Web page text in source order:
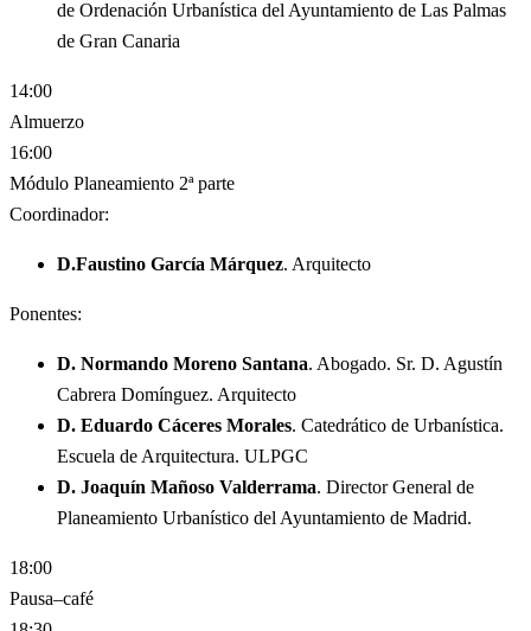
de Ordenación Urbanística del Ayuntamiento de Las Palmas
de Gran Canaria
14:00
Almuerzo
16:00
Módulo Planeamiento 2ª parte
Coordinador:
D.Faustino García Márquez. Arquitecto
Ponentes:
D. Normando Moreno Santana. Abogado. Sr. D. Agustín
Cabrera Domínguez. Arquitecto
D. Eduardo Cáceres Morales. Catedrático de Urbanística.
Escuela de Arquitectura. ULPGC
D. Joaquín Mañoso Valderrama. Director General de
Planeamiento Urbanístico del Ayuntamiento de Madrid.
18:00
Pausa–café